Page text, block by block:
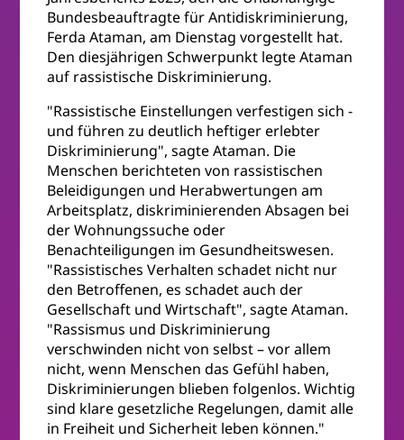
Bundesbeauftragte für Antidiskriminierung,
Ferda Ataman, am Dienstag vorgestellt hat.
Den diesjährigen Schwerpunkt legte Ataman
auf rassistische Diskriminierung.
"Rassistische Einstellungen verfestigen sich -
und führen zu deutlich heftiger erlebter
Diskriminierung", sagte Ataman. Die
Menschen berichteten von rassistischen
Beleidigungen und Herabwertungen am
Arbeitsplatz, diskriminierenden Absagen bei
der Wohnungssuche oder
Benachteiligungen im Gesundheitswesen.
"Rassistisches Verhalten schadet nicht nur
den Betroffenen, es schadet auch der
Gesellschaft und Wirtschaft", sagte Ataman.
"Rassismus und Diskriminierung
verschwinden nicht von selbst – vor allem
nicht, wenn Menschen das Gefühl haben,
Diskriminierungen blieben folgenlos. Wichtig
sind klare gesetzliche Regelungen, damit alle
in Freiheit und Sicherheit leben können."